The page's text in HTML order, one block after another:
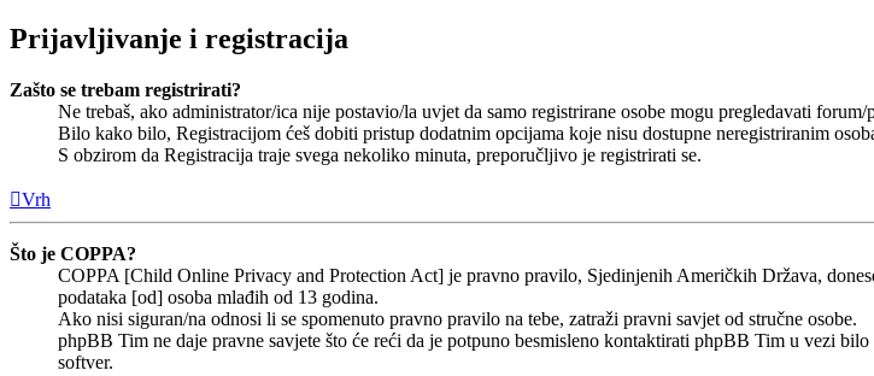
Prijavljivanje i registracija
Zašto se trebam registrirati?
Ne trebaš, ako administrator/ica nije postavio/la uvjet da samo registrirane osobe mogu pregledavati forum/
Bilo kako bilo, Registracijom ćeš dobiti pristup dodatnim opcijama koje nisu dostupne neregistriranim
S obzirom da Registracija traje svega nekoliko minuta, preporučljivo je registrirati se.
Vrh
Što je COPPA?
COPPA [Child Online Privacy and Protection Act] je pravno pravilo, Sjedinjenih Američkih Država,
podataka [od] osoba mlađih od 13 godina.
Ako nisi siguran/na odnosi li se spomenuto pravno pravilo na tebe, zatraži pravni savjet od stručne osobe.
phpBB Tim ne daje pravne savjete što će reći da je potpuno besmisleno kontaktirati phpBB Tim u vezi
softver.